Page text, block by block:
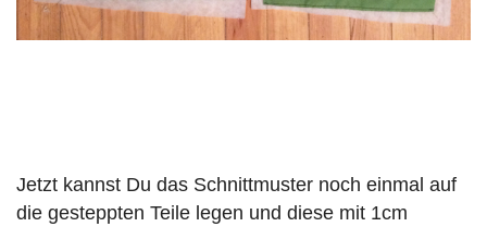
Jetzt kannst Du das Schnittmuster noch einmal auf
die gesteppten Teile legen und diese mit 1cm